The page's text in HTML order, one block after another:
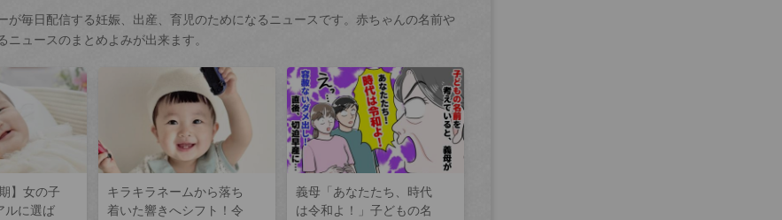
が毎日配信する妊娠、出産、育児のためになるニュースです。赤ちゃんの名前や
ニュースのまとめよみが出来ます。
】女の子
ルに選ば
キラキラネームから落ち
着いた響きへシフト！令
義母「あなたたち、時代
は令和よ！」子どもの名